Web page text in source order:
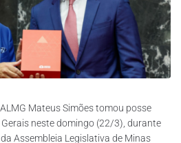
Mateus Simões tomou posse
neste domingo (22/3), durante
Assembleia Legislativa de Minas